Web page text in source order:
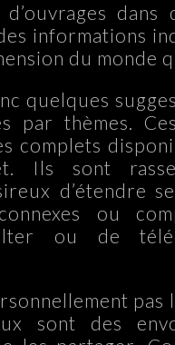
d’ouvrages dans
informations
du monde
quelques
par thèmes.
complets
Ils sont
d’étendre
ou
ou de
pas
sont des